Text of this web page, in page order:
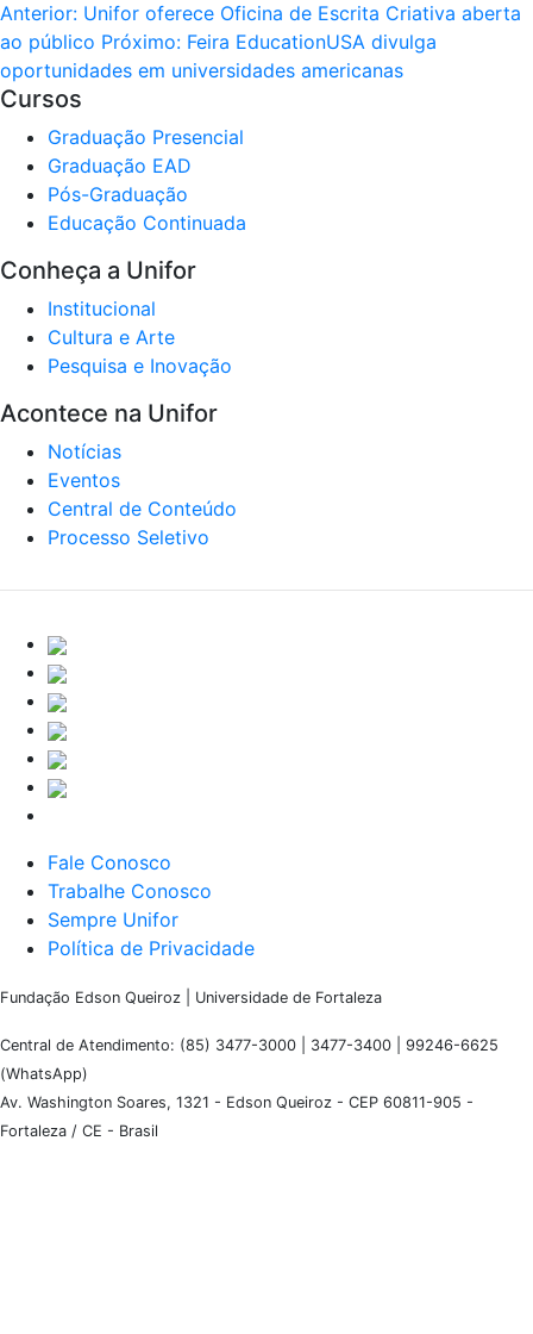
Anterior: Unifor oferece Oficina de Escrita Criativa aberta
ao público Próximo: Feira EducationUSA divulga
oportunidades em universidades americanas
Cursos
Graduação Presencial
Graduação EAD
Pós-Graduação
Educação Continuada
Conheça a Unifor
Institucional
Cultura e Arte
Pesquisa e Inovação
Acontece na Unifor
Notícias
Eventos
Central de Conteúdo
Processo Seletivo
Fale Conosco
Trabalhe Conosco
Sempre Unifor
Política de Privacidade
Fundação Edson Queiroz | Universidade de Fortaleza
Central de Atendimento: (85) 3477-3000 | 3477-3400 | 99246-6625
(WhatsApp)
Av. Washington Soares, 1321 - Edson Queiroz - CEP 60811-905 -
Fortaleza / CE - Brasil